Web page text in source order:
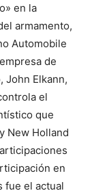
en la
armamento,
Automobile
de
John Elkann,
el
que
New Holland
en
fue el actual